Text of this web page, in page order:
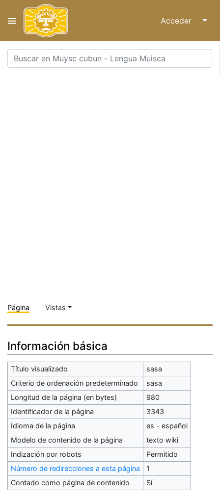
Acceder ↓
Página Vistas
Información básica
Título visualizado
sasa
Criterio de ordenación predeterminado
sasa
Longitud de la página (en bytes)
980
Identificador de la página
3343
Idioma de la página
es - español
Modelo de contenido de la página
texto wiki
Indización por robots
Permitido
Número de redirecciones a esta página
1
Contado como página de contenido
Sí